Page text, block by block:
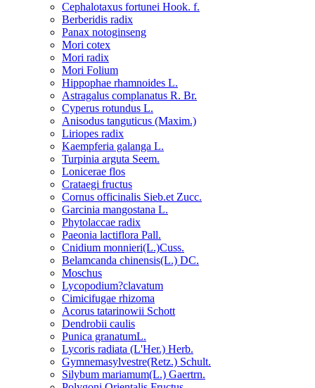
Cephalotaxus fortunei Hook. f.
Berberidis radix
Panax notoginseng
Mori cotex
Mori radix
Mori Folium
Hippophae rhamnoides L.
Astragalus complanatus R. Br.
Cyperus rotundus L.
Anisodus tanguticus (Maxim.)
Liriopes radix
Kaempferia galanga L.
Turpinia arguta Seem.
Lonicerae flos
Crataegi fructus
Cornus officinalis Sieb.et Zucc.
Garcinia mangostana L.
Phytolaccae radix
Paeonia lactiflora Pall.
Cnidium monnieri(L.)Cuss.
Belamcanda chinensis(L.) DC.
Moschus
Lycopodium?clavatum
Cimicifugae rhizoma
Acorus tatarinowii Schott
Dendrobii caulis
Punica granatumL.
Lycoris radiata (L'Her.) Herb.
Gymnemasylvestre(Retz.) Schult.
Silybum mariamum(L.) Gaertrn.